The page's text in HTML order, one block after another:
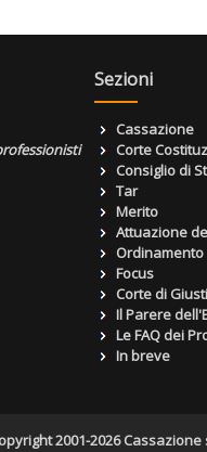
Sezioni
Cassazione
Corte
Consiglio di
Tar
Merito
Attuazione
Focus
Corte di
Il Parere
Le FAQ dei
In breve
2001-2026 Cassazione